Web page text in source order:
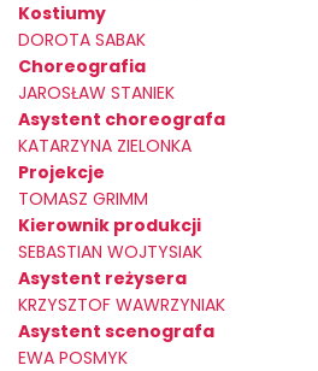
Kostiumy
DOROTA SABAK
Choreografia
JAROSŁAW STANIEK
Asystent choreografa
KATARZYNA ZIELONKA
Projekcje
TOMASZ GRIMM
Kierownik produkcji
SEBASTIAN WOJTYSIAK
Asystent reżysera
KRZYSZTOF WAWRZYNIAK
Asystent scenografa
EWA POSMYK